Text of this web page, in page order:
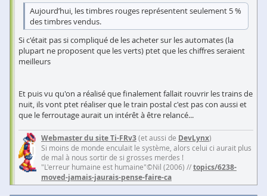
Aujourd’hui, les timbres rouges représentent seulement 5 %
des timbres vendus.
Si c'était pas si compliqué de les acheter sur les automates (la
plupart ne proposent que les verts) ptet que les chiffres seraient
meilleurs
Et puis vu qu'on a réalisé que finalement fallait rouvrir les trains de
nuit, ils vont ptet réaliser que le train postal c'est pas con aussi et
que le ferroutage aurait un intérêt à être relancé...
Webmaster du site Ti-FRv3(et aussi de DevLynx)
Si moins de monde enculait le système, alors celui ci aurait plus
de mal à nous sortir de si grosses merdes !
"L'erreur humaine est humaine"©Nil (2006) //topics/6238-
moved-jamais-jaurais-pense-faire-ca